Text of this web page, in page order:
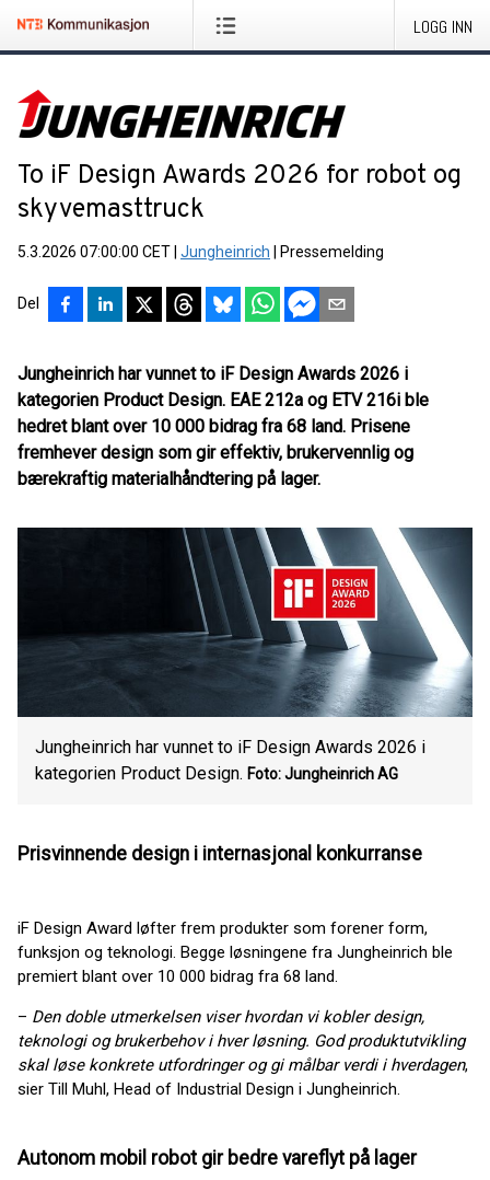
LOGG INN
To iF Design Awards 2026 for robot og
skyvemasttruck
5.3.2026 07:00:00 CET Jungheinrich Pressemelding
Del
Jungheinrich har vunnet to iF Design Awards 2026 i
kategorien Product Design. EAE 212a og ETV 216i ble
hedret blant over 10 000 bidrag fra 68 land. Prisene
fremhever design som gir effektiv, brukervennlig og
bærekraftig materialhåndtering på lager.
Jungheinrich har vunnet to iF Design Awards 2026 i
kategorien Product Design. Foto: Jungheinrich AG
Prisvinnende design i internasjonal konkurranse
iF Design Award løfter frem produkter som forener form,
funksjon og teknologi. Begge løsningene fra Jungheinrich ble
premiert blant over 10 000 bidrag fra 68 land.
– Den doble utmerkelsen viser hvordan vi kobler design,
teknologi og brukerbehov i hver løsning. God produktutvikling
skal løse konkrete utfordringer og gi målbar verdi i hverdagen,
sier Till Muhl, Head of Industrial Design i Jungheinrich.
Autonom mobil robot gir bedre vareflyt på lager